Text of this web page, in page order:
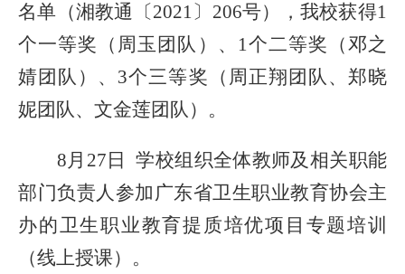
名单 （湘教通〔2021〕206号），我校获得1
个一等奖（周玉团队）、1个二等奖（邓之
婧团队）、3个三等奖（周正翔团队、郑晓
妮团队、文金莲团队）。
8月27日 学校组织全体教师及相关职能
部门负责人参加 广东省卫生职业教育协会主
办的卫生职业教育提质培优项目专题培训
（线上授课） 。